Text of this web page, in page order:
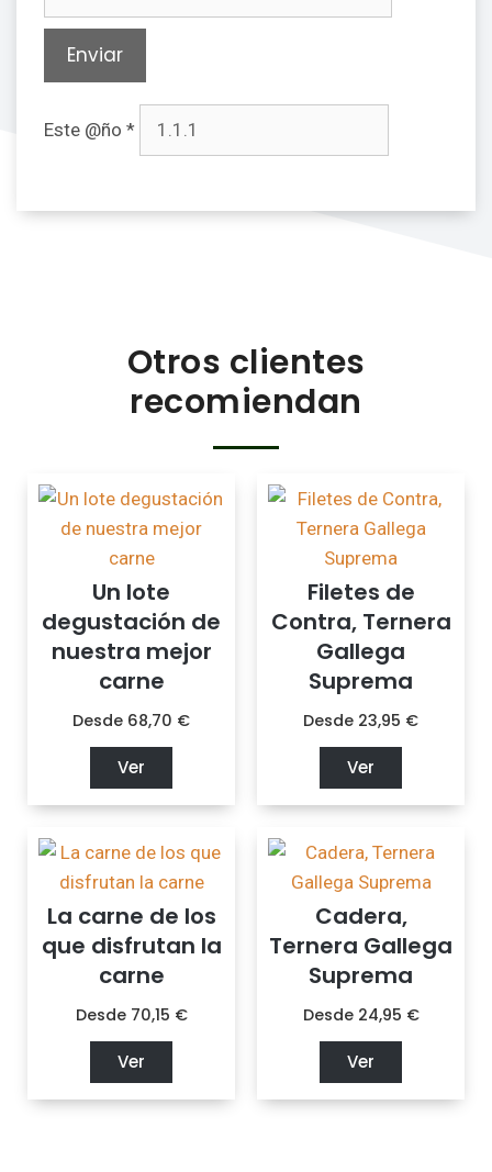
Este @ño *
Otros clientes
recomiendan
Un lote
degustación de
nuestra mejor
carne
Desde 68,70 €
Ver
Filetes de
Contra, Ternera
Gallega
Suprema
Desde 23,95 €
Ver
La carne de los
que disfrutan la
carne
Desde 70,15 €
Ver
Cadera,
Ternera Gallega
Suprema
Desde 24,95 €
Ver